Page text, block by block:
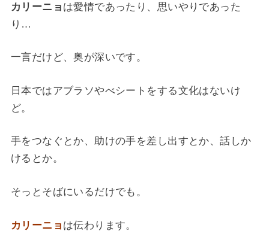
カリーニョ は愛情であったり、思いやりであった
り…
一言だけど、奥が深いです。
日本ではアブラソやべシートをする文化はないけ
ど。
手をつなぐとか、助けの手を差し出すとか、話しか
けるとか。
そっとそばにいるだけでも。
カリーニョ は伝わります。